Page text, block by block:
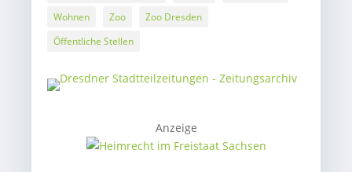
Wohnen
Zoo
Zoo Dresden
Öffentliche Stellen
Anzeige